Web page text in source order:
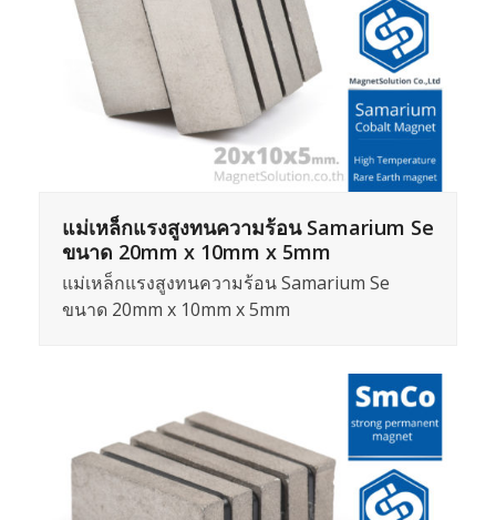
แม่เหล็กแรงสูงทนความร้อน Samarium Se
ขนาด 20mm x 10mm x 5mm
แม่เหล็กแรงสูงทนความร้อน Samarium Se
ขนาด 20mm x 10mm x 5mm